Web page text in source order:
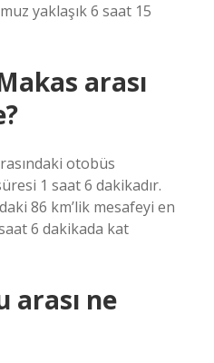
yaklaşık 6 saat 15
arası
otobüs
1 saat 6 dakikadır.
86 km’lik mesafeyi en
6 dakikada kat
arası ne